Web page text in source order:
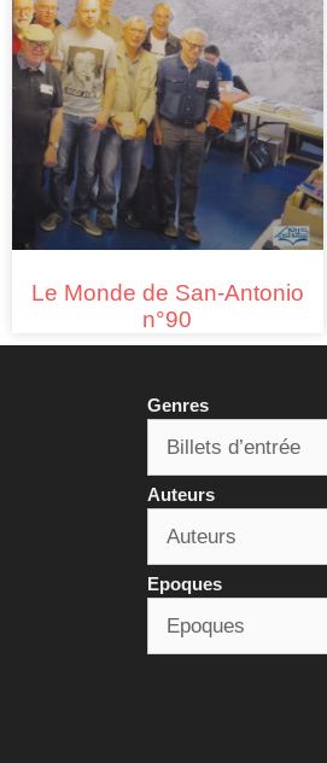
Le Monde de San-Antonio
n°90
Genres
Auteurs
Epoques